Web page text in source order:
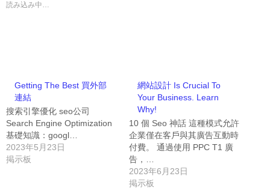
読み込み中…
Getting The Best 買外部
連結
搜索引擎優化 seo公司
Search Engine Optimization
基礎知識：googl…
2023年5月23日
掲示板
網站設計 Is Crucial To
Your Business. Learn
Why!
10 個 Seo 神話 這種模式允許
企業僅在客戶與其廣告互動時
付費。 通過使用 PPC T1 廣
告，…
2023年6月23日
掲示板